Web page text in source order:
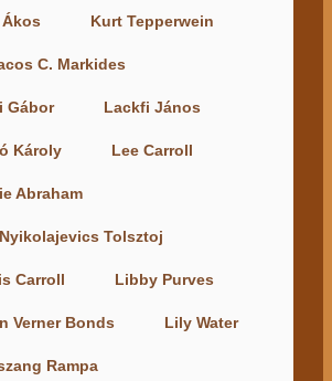
Kurt Tepperwein
C. Markides
Gábor Lackfi János
Károly Lee Carroll
Abraham
Tolsztoj
Carroll Libby Purves
Verner Bonds Lily Water
Rampa